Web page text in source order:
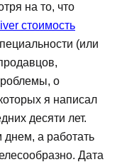
на то, что
стоимость
(или
о
я написал
десяти лет.
днем, а работать
Дата